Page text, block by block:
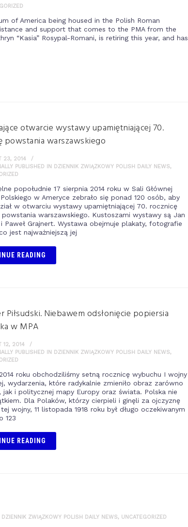
of America being housed in the Polish Roman
and support that comes to the PMA from the
“Kasia” Rosypal-Romani, is retiring this year, and has
otwarcie wystawy upamiętniającej 70.
powstania warszawskiego
23, 2014
PUBLISHED IN DZIENNIK ZWIĄZKOWY POLISH DAILY NEWS,
popołudnie 17 sierpnia 2014 roku w Sali Głównej
w Ameryce zebrało się ponad 120 osób, aby
w otwarciu wystawy upamiętniającej 70. rocznicę
powstania warszawskiego. Kustoszami wystawy są Jan
Paweł Grajnert. Wystawa obejmuje plakaty, fotografie
jest najważniejszą jej
READING
Piłsudski. Niebawem odsłonięcie popiersia
w MPA
12, 2014
PUBLISHED IN DZIENNIK ZWIĄZKOWY POLISH DAILY NEWS,
roku obchodziliśmy setną rocznicę wybuchu I wojny
wydarzenia, które radykalnie zmieniło obraz zarówno
jak i politycznej mapy Europy oraz świata. Polska nie
Dla Polaków, którzy cierpieli i ginęli za ojczyznę
wojny, 11 listopada 1918 roku był długo oczekiwanym
123
READING
ZWIĄZKOWY POLISH DAILY NEWS, UNCATEGORIZED